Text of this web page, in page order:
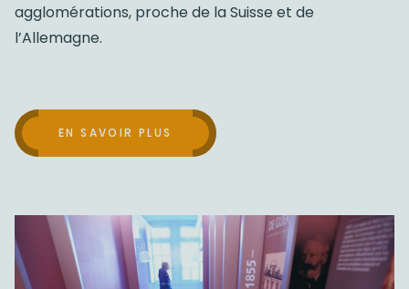
agglomérations, proche de la Suisse et de
l’Allemagne.
EN SAVOIR PLUS